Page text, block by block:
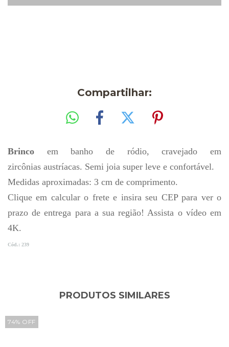
Compartilhar:
Brinco em banho de ródio, cravejado em
zircônias austríacas. Semi joia super leve e confortável.
Medidas aproximadas: 3 cm de comprimento.
Clique em calcular o frete e insira seu CEP para ver o
prazo de entrega para a sua região! Assista o vídeo em
4K.
Cód.: 239
PRODUTOS SIMILARES
74% OFF